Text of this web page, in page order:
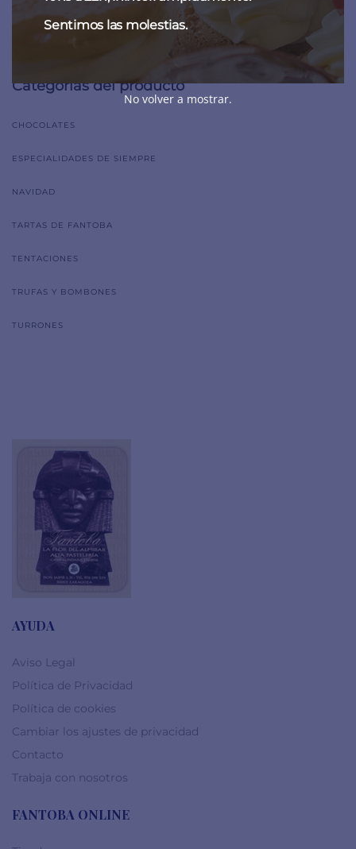
15,00€ - 60,00 €
Categorías del producto
CHOCOLATES
ESPECIALIDADES DE SIEMPRE
NAVIDAD
TARTAS DE FANTOBA
TENTACIONES
TRUFAS Y BOMBONES
TURRONES
AYUDA
Aviso Legal
Política de Privacidad
Política de cookies
Cambiar los ajustes de privacidad
Contacto
Trabaja con nosotros
FANTOBA ONLINE
Sentimos las molestias.
No volver a mostrar.